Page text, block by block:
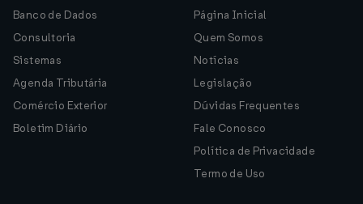
Banco de Dados
Consultoria
Sistemas
Agenda Tributária
Comércio Exterior
Boletim Diário
Página Inicial
Quem Somos
Notícias
Legislação
Dúvidas Frequentes
Fale Conosco
Política de Privacidade
Termo de Uso